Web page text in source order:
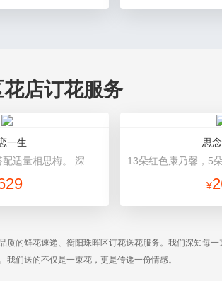
店订花服务
一生
思
¥
质的鲜花速递、衡阳珠晖区订花送花服务。我们深知每
我们送的不仅是一束花，更是传递一份情感。